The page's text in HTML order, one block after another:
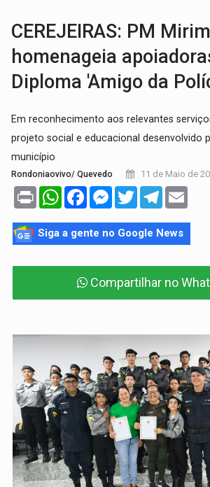
CEREJEIRAS: PM Mirim
homenageia
Diploma 'Amigo da
Em reconhecimento aos relevantes
projeto social e educacional desenvolvido
município
Rondoniaovivo/ Quevedo 11 de Maio de
Print WhatsAppFacebookMessenger
TwitterTelegram
Siga a gente no Google News
Compartilhar no